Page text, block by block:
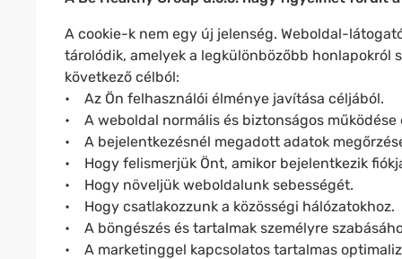
A cookie-k nem egy új jelenség. Weboldal-
tárolódik, amelyek a legkülönbözőbb honlapokról
következő célból:
• Az Ön felhasználói élménye javítása céljából.
• A weboldal normális és biztonságos működése
• A bejelentkezésnél megadott adatok
• Hogy felismerjük Önt, amikor bejelentkezik
• Hogy növeljük weboldalunk sebességét.
• Hogy csatlakozzunk a közösségi hálózatokhoz.
• A böngészés és tartalmak személyre
• A marketinggel kapcsolatos tartalmas